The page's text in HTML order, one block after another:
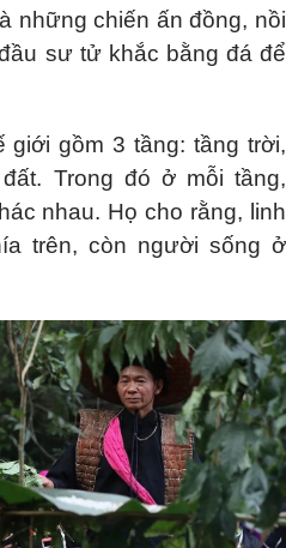
những chiến ấn đồng, nồi
sư tử khắc bằng đá để
giới gồm 3 tầng: tầng trời,
Trong đó ở mỗi tầng,
nhau. Họ cho rằng, linh
trên, còn người sống ở